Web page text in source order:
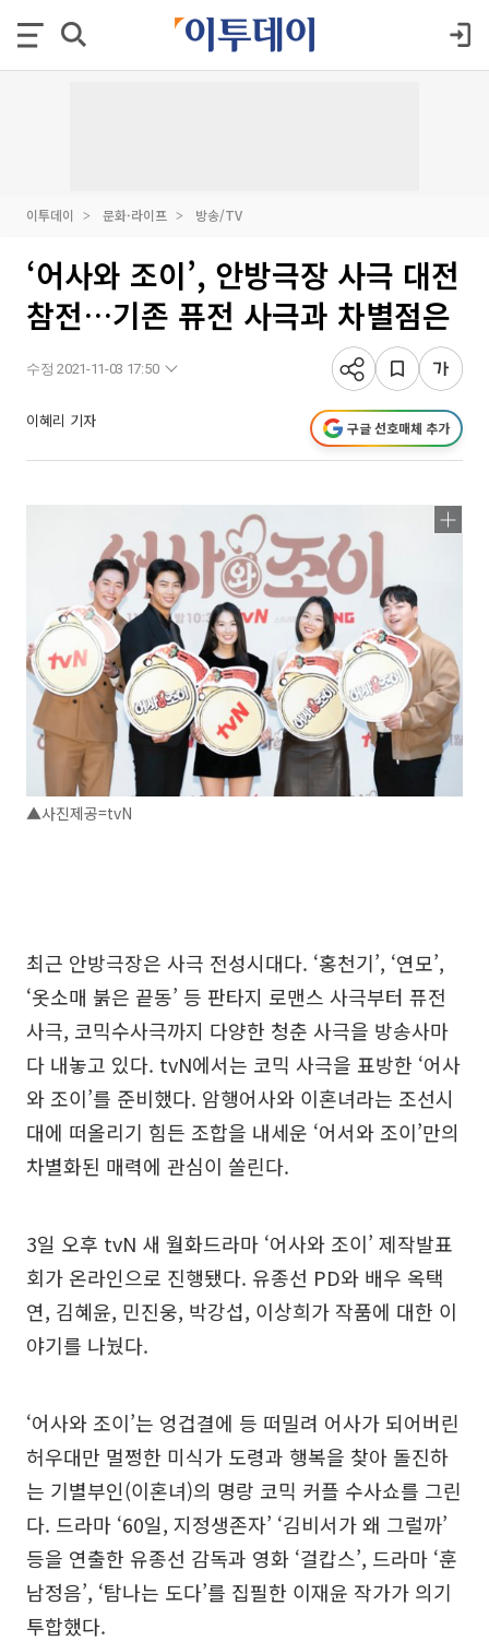
이투데이 문화·라이프 방송/TV
‘어사와 조이’, 안방극장 사극 대전
참전…기존 퓨전 사극과 차별점은
수정 2021-11-03 17:50
이혜리 기자 구글 선호매체 추가
▲사진제공=tvN
최근 안방극장은 사극 전성시대다. ‘홍천기’, ‘연모’,
‘옷소매 붉은 끝동’ 등 판타지 로맨스 사극부터 퓨전
사극, 코믹수사극까지 다양한 청춘 사극을 방송사마
다 내놓고 있다. tvN에서는 코믹 사극을 표방한 ‘어사
와 조이’를 준비했다. 암행어사와 이혼녀라는 조선시
대에 떠올리기 힘든 조합을 내세운 ‘어서와 조이’만의
차별화된 매력에 관심이 쏠린다.
3일 오후 tvN 새 월화드라마 ‘어사와 조이’ 제작발표
회가 온라인으로 진행됐다. 유종선 PD와 배우 옥택
연, 김혜윤, 민진웅, 박강섭, 이상희가 작품에 대한 이
야기를 나눴다.
‘어사와 조이’는 엉겁결에 등 떠밀려 어사가 되어버린
허우대만 멀쩡한 미식가 도령과 행복을 찾아 돌진하
는 기별부인(이혼녀)의 명랑 코믹 커플 수사쇼를 그린
다. 드라마 ‘60일, 지정생존자’ ‘김비서가 왜 그럴까’
등을 연출한 유종선 감독과 영화 ‘걸캅스’, 드라마 ‘훈
남정음’, ‘탐나는 도다’를 집필한 이재윤 작가가 의기
투합했다.